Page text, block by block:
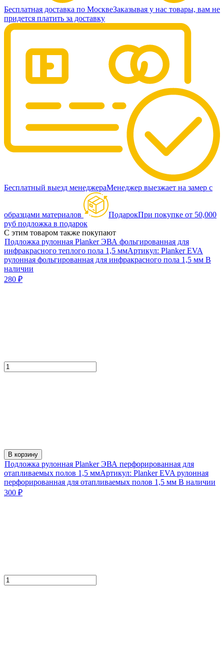
Бесплатная доставка по МосквеЗаказывая у нас товары, вам не
придется платить за доставку
Бесплатный выезд менеджераМенеджер выезжает на замер с
образцами материалов ПодарокПри покупке от 50,000
руб подложка в подарок
С этим товаром также покупают
Подложка рулонная Planker ЭВА фольгированная для
инфракрасного теплого пола 1,5 ммАртикул: Planker EVA
рулонная фольгированная для инфракрасного пола 1,5 мм В
наличии
280 ₽
В корзину
Подложка рулонная Planker ЭВА перфорированная для
отапливаемых полов 1,5 ммАртикул: Planker EVA рулонная
перфорированная для отапливаемых полов 1,5 мм В наличии
300 ₽